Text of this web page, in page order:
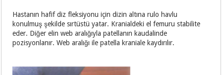
Hastanın hafif diz fleksiyonu için dizin altına rulo havlu
konulmuş şekilde sırtüstü yatar. Kranialdeki el femuru stabilite
eder. Diğer elin web aralığıyla patellanın kaudalinde
pozisyonlanır. Web aralığı ile patella kraniale kaydırılır.